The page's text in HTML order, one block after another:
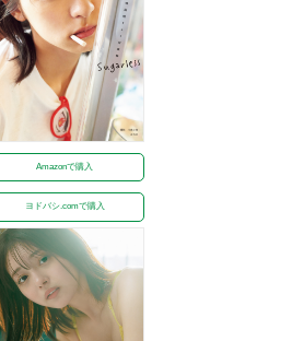
Amazonで購入
ヨドバシ.comで購入